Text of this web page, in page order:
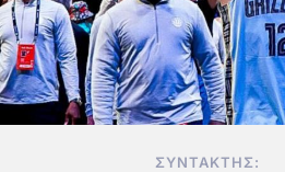
ΣΥΝΤΆΚΤΗΣ: